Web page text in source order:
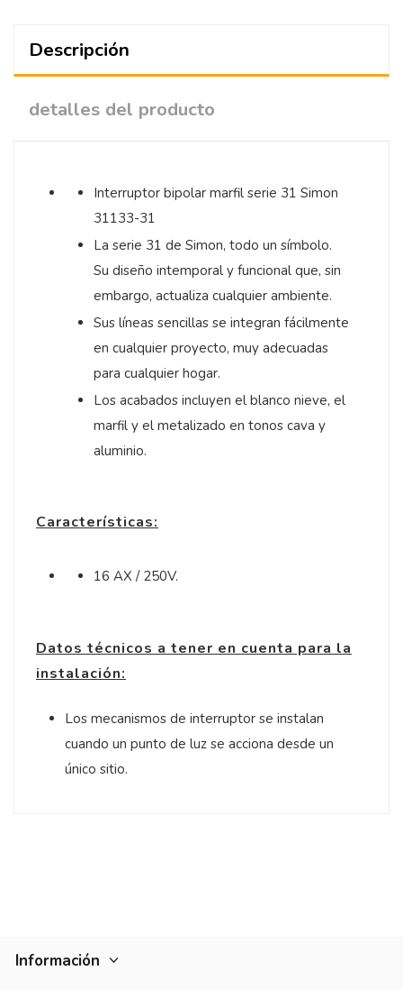
Descripción
detalles del producto
Interruptor bipolar marfil serie 31 Simon
31133-31
La serie 31 de Simon, todo un símbolo.
Su diseño intemporal y funcional que, sin
embargo, actualiza cualquier ambiente.
Sus líneas sencillas se integran fácilmente
en cualquier proyecto, muy adecuadas
para cualquier hogar.
Los acabados incluyen el blanco nieve, el
marfil y el metalizado en tonos cava y
aluminio.
Características:
16 AX / 250V.
Datos técnicos a tener en cuenta para la
instalación:
Los mecanismos de interruptor se instalan
cuando un punto de luz se acciona desde un
único sitio.
Información